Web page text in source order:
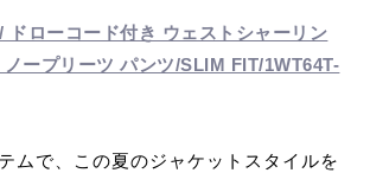
ドローコード付き ウェストシャーリン
ープリーツ パンツ/SLIM FIT/1WT64T-
ムで、この夏のジャケットスタイルを